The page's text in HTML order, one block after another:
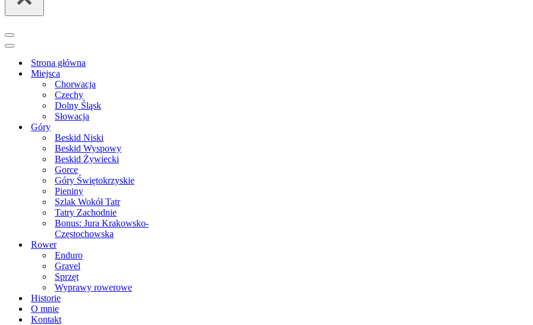
Menu
nawigacji
Menu
nawigacjiStrona główna
Miejsca
Chorwacja
Czechy
Dolny Śląsk
Słowacja
Góry
Beskid Niski
Beskid Wyspowy
Beskid Żywiecki
Gorce
Góry Świętokrzyskie
Pieniny
Szlak Wokół Tatr
Tatry Zachodnie
Bonus: Jura Krakowsko-
Częstochowska
Rower
Enduro
Gravel
Sprzęt
Wyprawy rowerowe
Historie
O mnie
Kontakt